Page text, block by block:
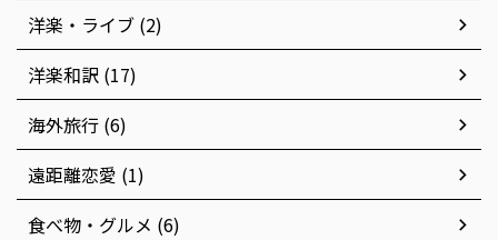
洋楽・ライブ (2)
洋楽和訳 (17)
海外旅行 (6)
遠距離恋愛 (1)
食べ物・グルメ (6)